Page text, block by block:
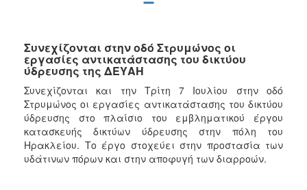
ΕΠΙΣΚΕΠΤΗΣ
ΗΡΑΚΛΕΙΟ
Συνεχίζονται στην οδό Στρυμώνος οι
εργασίες αντικατάστασης του δικτύου
ύδρευσης της ΔΕΥΑΗ
Συνεχίζονται και την Τρίτη 7 Ιουλίου στην οδό
Στρυμώνος οι εργασίες αντικατάστασης του δικτύου
ύδρευσης στο πλαίσιο του εμβληματικού έργου
κατασκευής δικτύων ύδρευσης στην πόλη του
Ηρακλείου. Το έργο στοχεύει στην προστασία των
υδάτινων πόρων και στην αποφυγή των διαρροών.